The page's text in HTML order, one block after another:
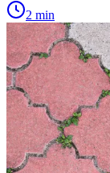
2 min